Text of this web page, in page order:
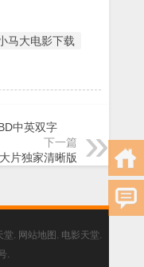
马大电影下载
中英双字
下一篇
片独家清晰版
堂 网站地图 电影天堂